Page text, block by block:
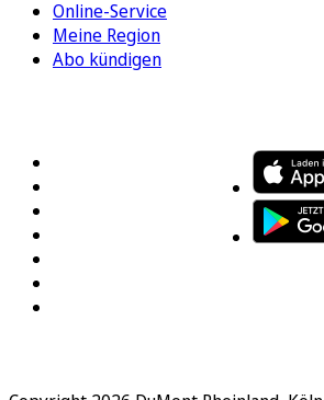
Online-Service
Meine Region
Abo kündigen